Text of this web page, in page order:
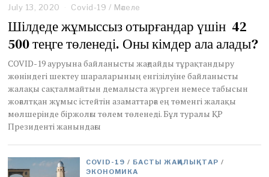
July 13, 2020
g
u
s
t
,
2
0
2
Covid-19 / Мәселе
Шілдеде жұмыссыз отырғандар үшін 42
500 теңге төленеді. Оны кімдер ала алады?
COVID-19 ауруына байланысты жағдайды тұрақтандыру
жөніндегі шектеу шараларының енгізілуіне байланысты
жалақы сақталмайтын демалыста жүрген немесе табысын
жоғалтқан жұмыс істейтін азаматтарға ең төменгі жалақы
мөлшерінде біржолғы төлем төленеді. Бұл туралы ҚР
Президенті жанындағы
COVID-19 / БАСТЫ ЖАҢАЛЫҚТАР /
ЭКОНОМИКА